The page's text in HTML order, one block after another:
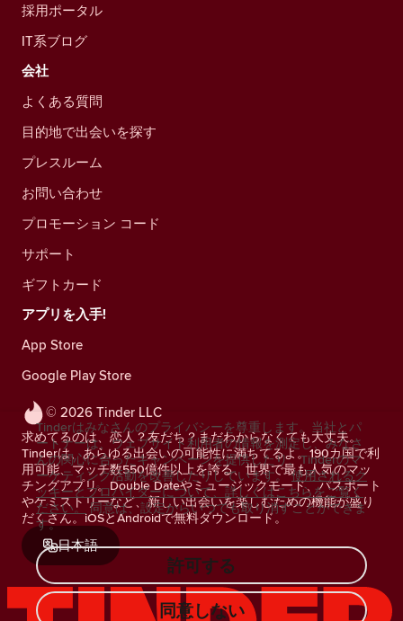
© 2026 Tinder LLC
求めてるのは、恋人？友だち？まだわからなくても大丈夫。
Tinderは、あらゆる出会いの可能性に満ちてるよ。190カ国で利
用可能、マッチ数550億件以上を誇る、世界で最も人気のマッ
チングアプリ。Double Dateやミュージックモード、パスポート
やケミストリーなど、新しい出会いを楽しむための機能が盛り
だくさん。iOSとAndroidで無料ダウンロード。
日本語
採用ポータル
IT系ブログ
会社
よくある質問
目的地で出会いを探す
プレスルーム
お問い合わせ
プロモーション コード
サポート
ギフトカード
アプリを入手!
App Store
Google Play Store
Tinderはみなさんのプライバシーを尊重します。当社とパ
ートナーは、ウェブサイト利用者の情報を測定し、みなさ
んの関心に合ったキャンペーンを提供したり、Tinderのマ
ーケティング活動を改善したりしています。 使用されるク
ッキーとプロバイダーについて、詳しくはこちらをご覧く
ださい。 同意は、設定からいつでも取り消すことができま
す。
許可する
同意しない